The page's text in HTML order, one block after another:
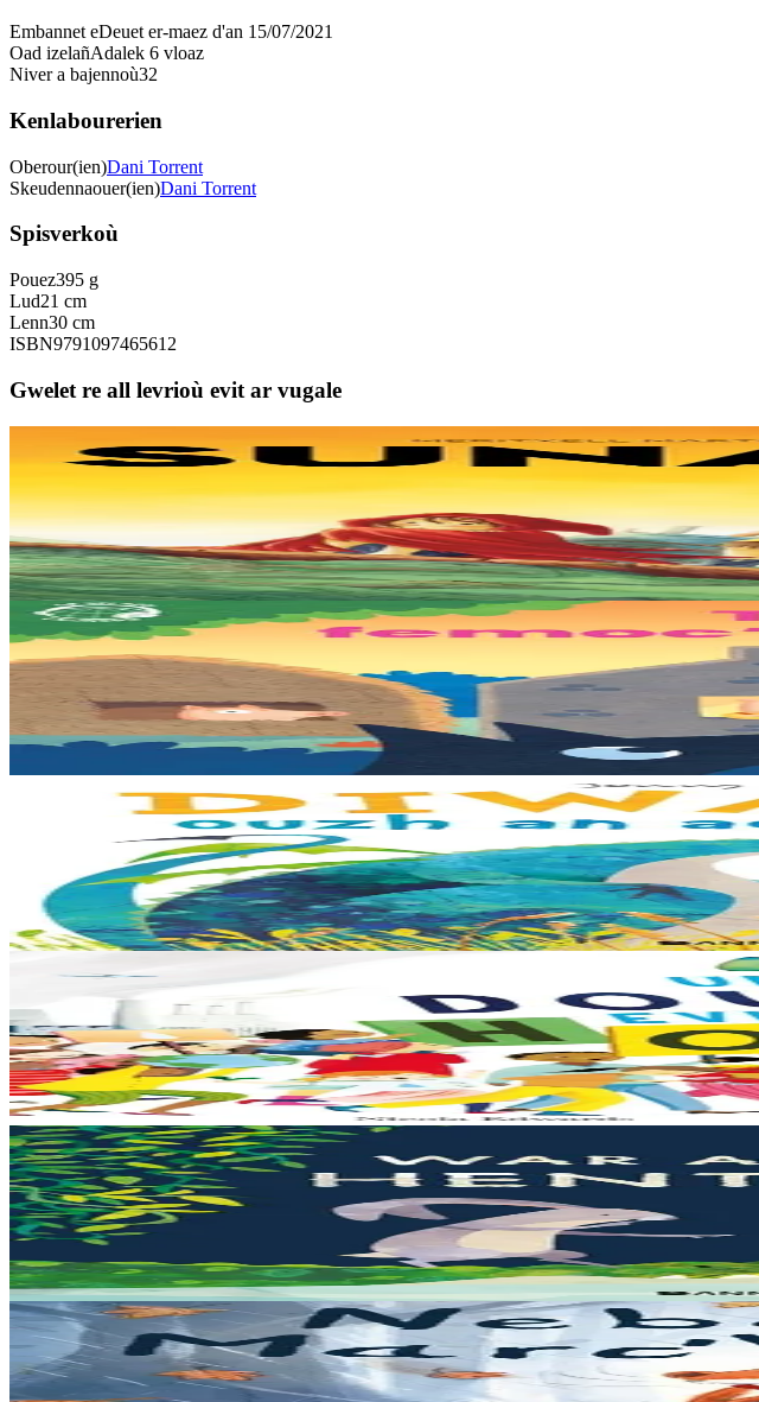
Embannet eDeuet er-maez d'an 15/07/2021
Oad izelañAdalek 6 vloaz
Niver a bajennoù32
Kenlabourerien
Oberour(ien)Dani Torrent
Skeudennaouer(ien)Dani Torrent
Spisverkoù
Pouez395 g
Lud21 cm
Lenn30 cm
ISBN9791097465612
Gwelet re all levrioù evit ar vugale
Sunakay
Deuet eo ar mor da vezañ ur pezh lennad loustoni hep netra vev ennañ ken. Div c’hoar zo o chom
Er stok25,00 €
3 bloaz hag ouzhpenn
TES
Tri femoc'h bihan
Ur wech e oa tri femoc’h bihan hag a veve eürus gant o zud. Un deiz koulskoude e voe poent da
Diwallit ouzh an aerouantez !
Dreistordinal eo ti nevez Eflammez. Bleunioù zo, geot flour hag amezeien plijus-tre. Sur eo ?... -
Er stok13,00 €
Bannoù-heol
Un douar evit an holl
Bras-divent eo hor planedenn ha kaer-meurbet ivez, met ezhomm he deus ouzhin hag ouzhit.
Er stok13,00 €
3 bloaz hag ouzhpenn
Bannoù-heol
War an hent-treuz
Piv a oar peseurt loened a c’haller gwelet er paludoù pa vez an noz o serriñ ?... N’eus krokodil
Er stok13,00 €
3 bloaz hag ouzhpenn
Bannoù-heol
Nebaon, Marc'harid !